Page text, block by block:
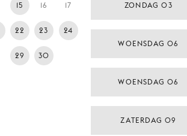
15 16 17
22 23 24
29 30
ZONDAG 03
WOENSDAG 06
WOENSDAG 06
ZATERDAG 09